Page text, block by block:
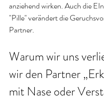
anziehend wirken. Auch die
"Pille" verändert die
Partner.
Warum wir uns
wir den Partner
mit Nase oder